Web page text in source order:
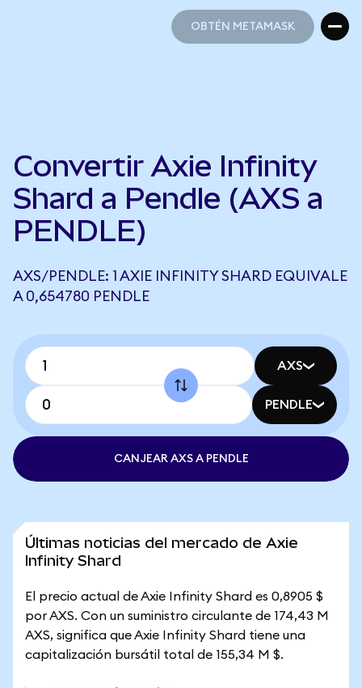
OBTÉN METAMASK
Convertir Axie Infinity
Shard a Pendle (AXS a
PENDLE)
AXS/PENDLE: 1 AXIE INFINITY SHARD EQUIVALE
A 0,654780 PENDLE
AXS
PENDLE
CANJEAR AXS A PENDLE
Últimas noticias del mercado de Axie
Infinity Shard
El precio actual de Axie Infinity Shard es 0,8905 $
por AXS. Con un suministro circulante de 174,43 M
AXS, significa que Axie Infinity Shard tiene una
capitalización bursátil total de 155,34 M $.